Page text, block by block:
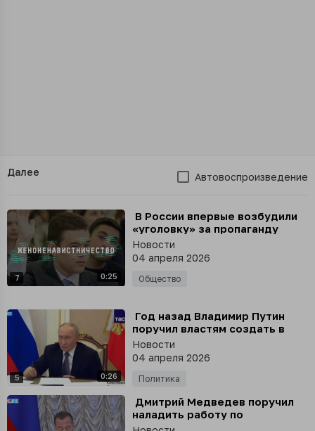
Далее Автовоспроизведение
7 0:25
⁣ В России впервые возбудили
«уголовку» за пропаганду
ненависти к женщинам
Новости
04 апреля 2026
Общество
5 0:26
⁣ Год назад Владимир Путин
поручил властям создать в
России хорошие условия,
чтобы гражданам не хотелось
уезжать из страны
Новости
04 апреля 2026
Политика
⁣ Дмитрий Медведев поручил
наладить работу по
противодействию